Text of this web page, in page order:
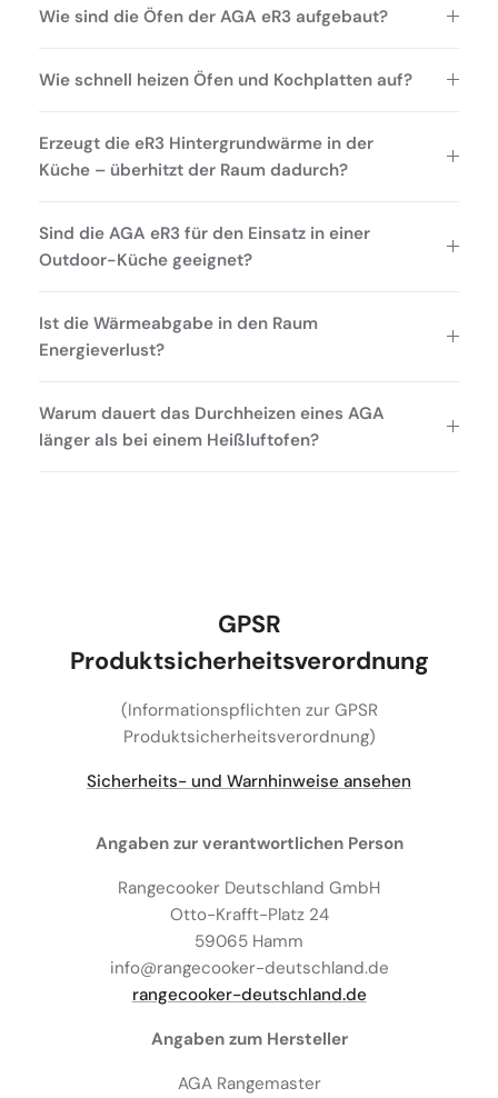
Wie sind die Öfen der AGA eR3 aufgebaut?
Wie schnell heizen Öfen und Kochplatten auf?
Erzeugt die eR3 Hintergrundwärme in der
Küche – überhitzt der Raum dadurch?
Sind die AGA eR3 für den Einsatz in einer
Outdoor-Küche geeignet?
Ist die Wärmeabgabe in den Raum
Energieverlust?
Warum dauert das Durchheizen eines AGA
länger als bei einem Heißluftofen?
GPSR
Produktsicherheitsverordnung
(Informationspflichten zur GPSR
Produktsicherheitsverordnung)
Sicherheits- und Warnhinweise ansehen
Angaben zur verantwortlichen Person
Rangecooker Deutschland GmbH
Otto-Krafft-Platz 24
59065 Hamm
info@rangecooker-deutschland.de
rangecooker-deutschland.de
Angaben zum Hersteller
AGA Rangemaster